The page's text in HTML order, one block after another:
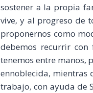
sostener a la propia
vive, y al progreso de
proponernos como
debemos recurrir
tenemos entre manos,
ennoblecida, mientras
trabajo, con ayuda de